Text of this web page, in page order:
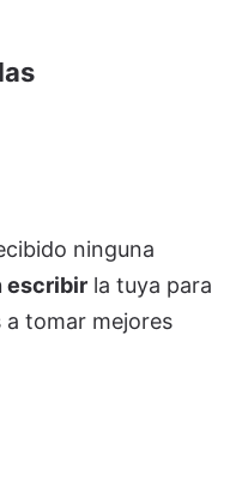
ninguna
escribir la tuya para
a tomar mejores